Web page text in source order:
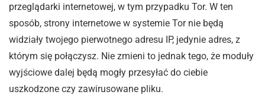
przeglądarki internetowej, w tym przypadku Tor. W ten
sposób, strony internetowe w systemie Tor nie będą
widziały twojego pierwotnego adresu IP, jedynie adres, z
którym się połączysz. Nie zmieni to jednak tego, że moduły
wyjściowe dalej będą mogły przesyłać do ciebie
uszkodzone czy zawirusowane pliku.